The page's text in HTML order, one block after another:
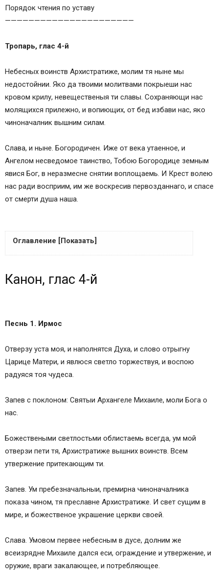
Порядок чтения по уставу
——————————————————————
Тропарь, глас 4-й
Небесных воинств Архистратиже, молим тя ныне мы
недостойнии. Яко да твоими молитвами покрыеши нас
кровом крилу, невещественыя ти славы. Сохраняющи нас
молящихся прилежно, и вопиющих, от бед избави нас, яко
чиноначалник вышним силам.
Слава, и ныне. Богородичен. Иже от века утаенное, и
Ангелом несведомое таинство, Тобою Богородице земным
явися Бог, в неразмесне снятии воплощаемь. И Крест волею
нас ради восприим, им же воскресив первозданнаго, и спасе
от смерти душа наша.
Оглавление [Показать]
Михаил Архангел, Архистратиг
Собор Архистратига Божия Михаила и прочих
Гаврии́л, Архангел
Архангел Гавриил – посланник Божий
Урии́л, Архангел
Молитва первая:
Молитва вторая:
Молитва четвертая:
Молитва пятая:
Происхождение и предназначение Ангелов
Церковные праздники и службы
Акафисты для молебнов и дома
Каноны Ангелам для домашнего чтения
Канон, глас 4-й
Песнь 1. Ирмос
Отверзу уста моя, и наполнятся Духа, и слово отрыгну
Царице Матери, и явлюся светло торжествуя, и воспою
радуяся тоя чудеса.
Запев с поклоном: Святыи Архангеле Михаиле, моли Бога о
нас.
Божествеными светлостьми облистаемь всегда, ум мой
отверзи пети тя, Архистратиже вышних воинств. Всем
утвержение притекающим ти.
Запев. Ум пребезначальныи, премирна чиноначалника
показа чином, тя преславне Архистратиже. И свет сущим в
мире, и божественое украшение церкви своей.
Слава. Умовом первее небесным в дусе, долним же
всеизрядне Михаиле дался еси, ограждение и утвержение, и
оружие, враги закалающее, и потребляющее.